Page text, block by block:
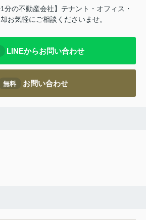
分の不動産会社】テナント・オフィス・
お気軽にご相談くださいませ。
LINEからお問い合わせ
無料 お問い合わせ